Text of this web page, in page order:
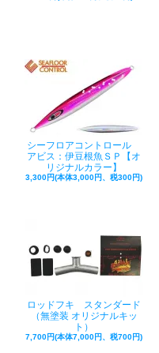
シーフロアコントロール
アビス：伊豆根魚ＳＰ【オ
リジナルカラー】
3,300円(本体3,000円、税300円)
ロッドフキ スタンダード
（無塗装 オリジナルキッ
ト）
7,700円(本体7,000円、税700円)